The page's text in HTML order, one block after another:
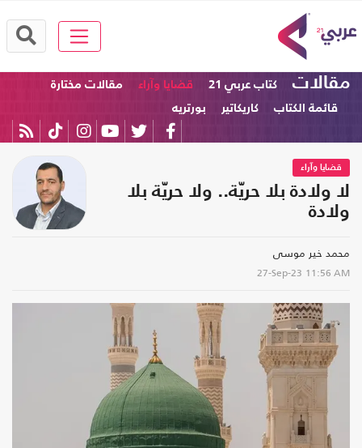
مقالات كتاب عربي 21 قضايا وآراء
مقالات مختارة
قائمة الكتاب
كاريكاتير بورتريه
قضايا وآراء
لا ولادة بلا حريّة.. ولا حريّة بلا
ولادة
محمد خير موسى
27-Sep-23 11:56 AM